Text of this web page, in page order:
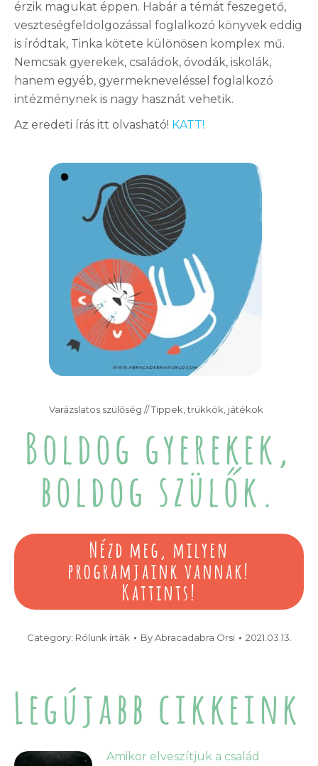
érzik magukat éppen. Habár a témát feszegető,
veszteségfeldolgozással foglalkozó könyvek eddig
is íródtak, Tinka kötete különösen komplex mű.
Nemcsak gyerekek, családok, óvodák, iskolák,
hanem egyéb, gyermekneveléssel foglalkozó
intézménynek is nagy hasznát vehetik.
Az eredeti írás itt olvasható! KATT!
Varázslatos szülőség // Tippek, trükkök, játékok
Boldog gyerekek,
boldog szülők.
Nézd meg, milyen
programjaink vannak!
Kattints!
Category: Rólunk írták ByAbracadabra Orsi 2021.03.13.
Legújabb cikkeink
Amikor elveszítjük a család